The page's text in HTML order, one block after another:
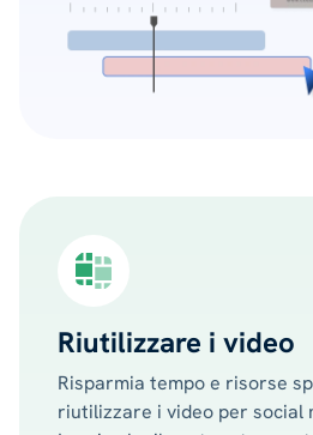
Riutilizzare i video
Risparmia tempo e risorse
riutilizzare i video per social